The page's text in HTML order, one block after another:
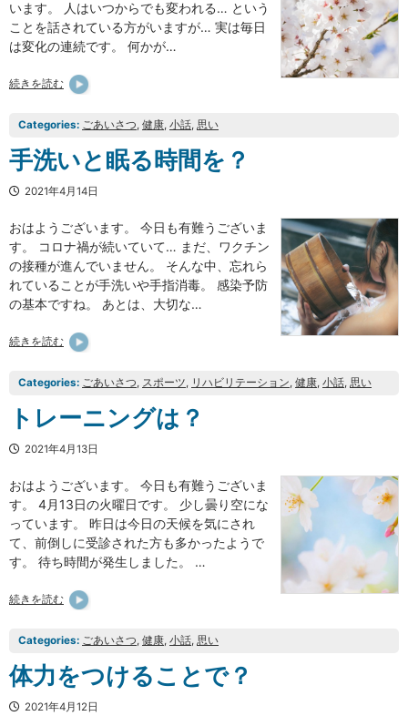
います。 人はいつからでも変われる… という
ことを話されている方がいますが… 実は毎日
は変化の連続です。 何かが…
続きを読む
Categories: ごあいさつ, 健康, 小話, 思い
手洗いと眠る時間を？
2021年4月14日
おはようございます。 今日も有難うございま
す。 コロナ禍が続いていて… まだ、ワクチン
の接種が進んでいません。 そんな中、忘れら
れていることが手洗いや手指消毒。 感染予防
の基本ですね。 あとは、大切な…
続きを読む
Categories: ごあいさつ, スポーツ, リハビリテーション, 健康, 小話, 思い
トレーニングは？
2021年4月13日
おはようございます。 今日も有難うございま
す。 4月13日の火曜日です。 少し曇り空にな
っています。 昨日は今日の天候を気にされ
て、前倒しに受診された方も多かったようで
す。 待ち時間が発生しました。 …
続きを読む
Categories: ごあいさつ, 健康, 小話, 思い
体力をつけることで？
2021年4月12日